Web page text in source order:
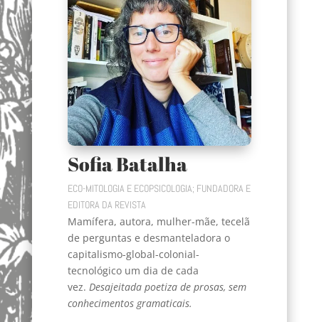
Sofia Batalha
ECO-MITOLOGIA E ECOPSICOLOGIA; FUNDADORA E
EDITORA DA REVISTA
Mamífera, autora, mulher-mãe, tecelã
de perguntas e desmanteladora o
capitalismo-global-colonial-
tecnológico um dia de cada
vez. Desajeitada poetiza de prosas, sem
conhecimentos gramaticais.